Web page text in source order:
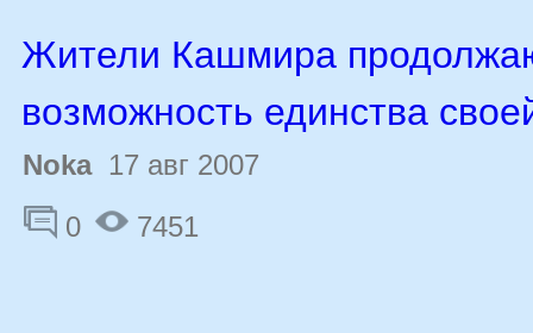
Жители Кашмира
возможность единства
Noka17 авг 2007
0
7451